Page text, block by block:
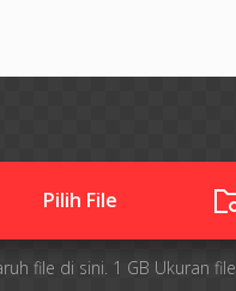
Pilih File
file di sini. 1 GB Ukuran